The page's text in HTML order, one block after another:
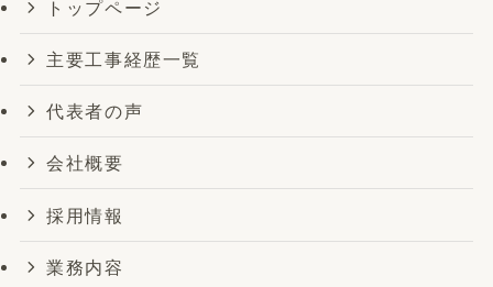
トップページ
主要工事経歴一覧
代表者の声
会社概要
採用情報
業務内容